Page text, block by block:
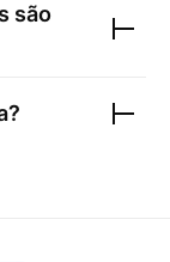
são